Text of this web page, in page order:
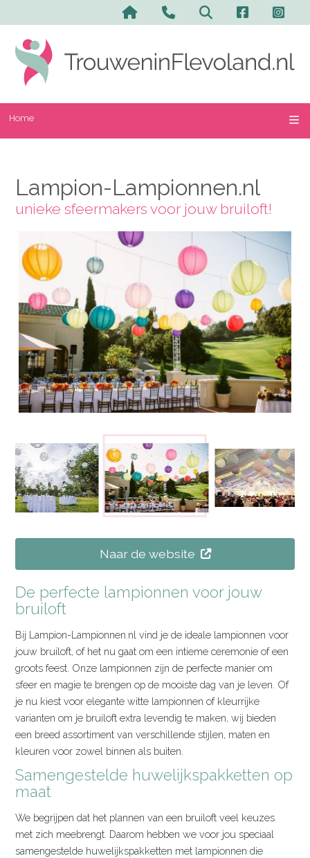
Home
Lampion-Lampionnen.nl
unieke sfeermakers voor jouw bruiloft!
Naar de website
De perfecte lampionnen voor jouw
bruiloft
Bij Lampion-Lampionnen.nl vind je de ideale lampionnen voor
jouw bruiloft, of het nu gaat om een intieme ceremonie of een
groots feest. Onze lampionnen zijn de perfecte manier om
sfeer en magie te brengen op de mooiste dag van je leven. Of
je nu kiest voor elegante witte lampionnen of kleurrijke
varianten om je bruiloft extra levendig te maken, wij bieden
een breed assortiment van verschillende stijlen, maten en
kleuren voor zowel binnen als buiten.
Samengestelde huwelijkspakketten op
maat
We begrijpen dat het plannen van een bruiloft veel keuzes
met zich meebrengt. Daarom hebben we voor jou speciaal
samengestelde huwelijkspakketten met lampionnen die